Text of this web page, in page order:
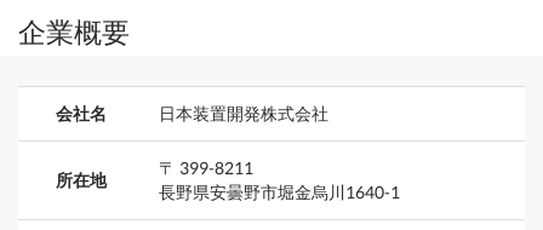
企業概要
会社名 日本装置開発株式会社
所在地
〒 399-8211
長野県安曇野市堀金烏川1640-1